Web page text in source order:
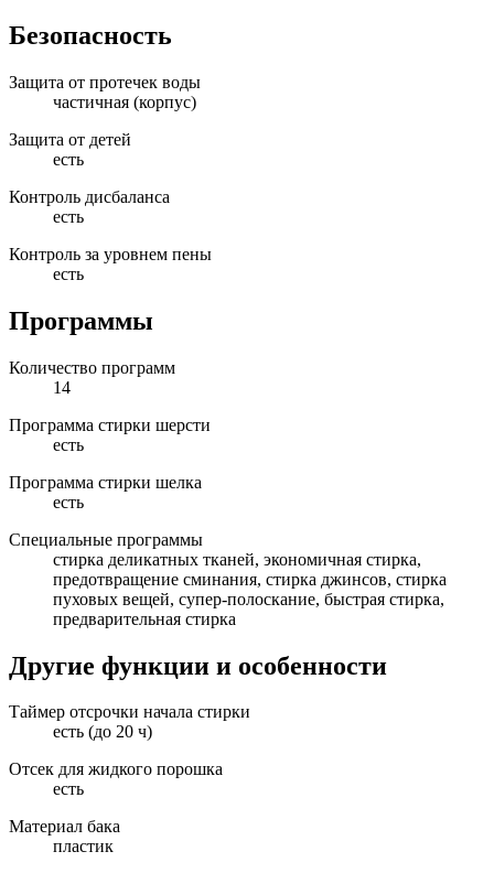
Безопасность
Защита от протечек воды
частичная (корпус)
Защита от детей
есть
Контроль дисбаланса
есть
Контроль за уровнем пены
есть
Программы
Количество программ
14
Программа стирки шерсти
есть
Программа стирки шелка
есть
Специальные программы
стирка деликатных тканей, экономичная стирка,
предотвращение сминания, стирка джинсов, стирка
пуховых вещей, супер-полоскание, быстрая стирка,
предварительная стирка
Другие функции и особенности
Таймер отсрочки начала стирки
есть (до 20 ч)
Отсек для жидкого порошка
есть
Материал бака
пластик